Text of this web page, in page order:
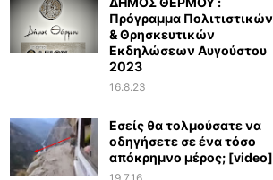
Πρόγραμμα Πολιτιστικών
& Θρησκευτικών
Εκδηλώσεων Αυγούστου
2023
16.8.23
Εσείς θα τολμούσατε να
οδηγήσετε σε ένα τόσο
απόκρημνο μέρος; [video]